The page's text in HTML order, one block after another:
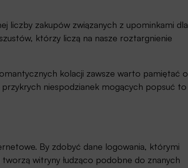
liczby zakupów związanych z upominkami dla
którzy liczą na nasze roztargnienie
kolacji zawsze warto pamiętać o
niespodzianek mogących popsuć to
By zdobyć dane logowania, którymi
tworzą witryny łudząco podobne do znanych